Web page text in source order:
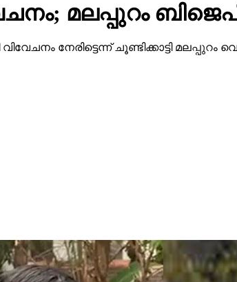
മലപ്പുറം
വിവേചനം നേരിട്ടെന്ന് ചൂണ്ടിക്കാട്ടി